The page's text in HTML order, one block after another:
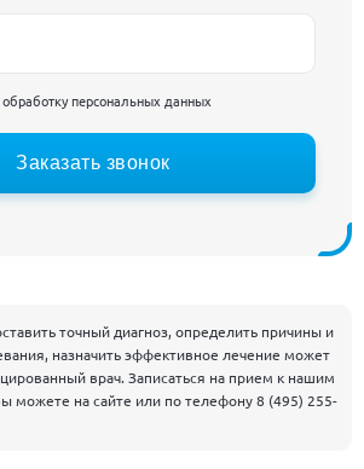
обработку персональных данных
Заказать звонок
точный диагноз, определить причины и
назначить эффективное лечение может
врач. Записаться на прием к нашим
можете на сайте или по телефону8 (495) 255-